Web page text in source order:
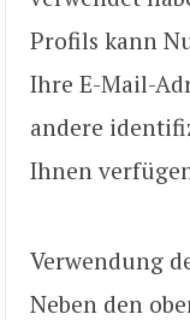
Profils kann
Ihre E-Mail-
andere
Ihnen
Verwendung
Neben den